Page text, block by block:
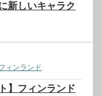
新しいキャラク
ィンランド
】フィンランド